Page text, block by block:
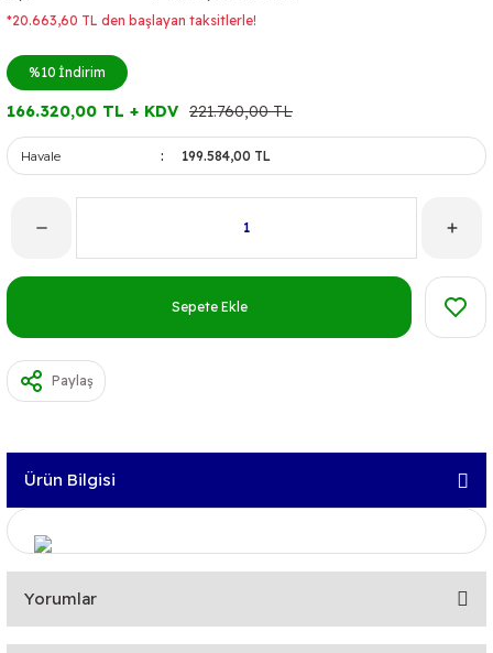
*20.663,60 TL den başlayan taksitlerle!
%10 İndirim
166.320,00 TL + KDV 221.760,00 TL
Havale 199.584,00 TL
Sepete Ekle
Paylaş
Ürün Bilgisi
Yorumlar